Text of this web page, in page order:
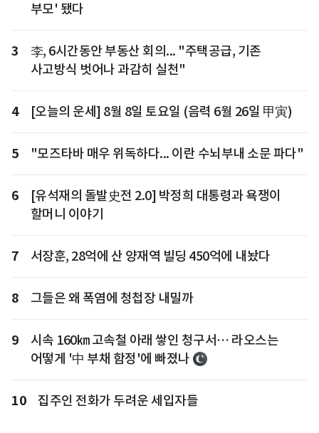
부모' 됐다
3
李, 6시간동안 부동산 회의... "주택공급, 기존
사고방식 벗어나 과감히 실천"
4 [오늘의 운세] 8월 8일 토요일 (음력 6월 26일 甲寅)
5 "모즈타바 매우 위독하다... 이란 수뇌부내 소문 파다"
6
[유석재의 돌발史전 2.0] 박정희 대통령과 욕쟁이
할머니 이야기
7 서장훈, 28억에 산 양재역 빌딩 450억에 내놨다
8 그들은 왜 폭염에 청첩장 내밀까
9
시속 160㎞ 고속철 아래 쌓인 청구서… 라오스는
어떻게 '中 부채 함정'에 빠졌나
10 집주인 전화가 두려운 세입자들